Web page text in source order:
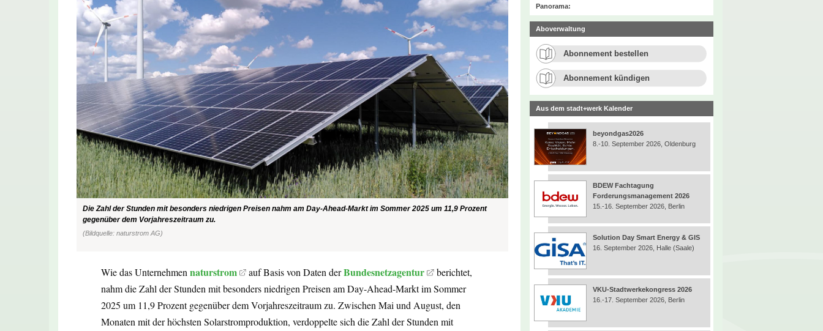
Die Zahl der Stunden mit besonders niedrigen Preisen nahm am Day-Ahead-Markt im Sommer 2025 um 11,9 Prozent
gegenüber dem Vorjahreszeitraum zu.
(Bildquelle: naturstrom AG)
Wie das Unternehmennaturstrom auf Basis von Daten derBundesnetzagentur
berichtet,
nahm die Zahl der Stunden mit besonders niedrigen Preisen am Day-Ahead-Markt im Sommer
2025 um 11,9 Prozent gegenüber dem Vorjahreszeitraum zu. Zwischen Mai und August, den
Monaten mit der höchsten Solarstromproduktion, verdoppelte sich die Zahl der Stunden mit
Panorama:
Aboverwaltung
Abonnement bestellen
Abonnement kündigen
Aus dem stadt+werk Kalender
beyondgas2026
8.-10. September 2026, Oldenburg
BDEW Fachtagung
Forderungsmanagement 2026
15.-16. September 2026, Berlin
Solution Day Smart Energy & GIS
16. September 2026, Halle (Saale)
VKU-Stadtwerkekongress 2026
16.-17. September 2026, Berlin